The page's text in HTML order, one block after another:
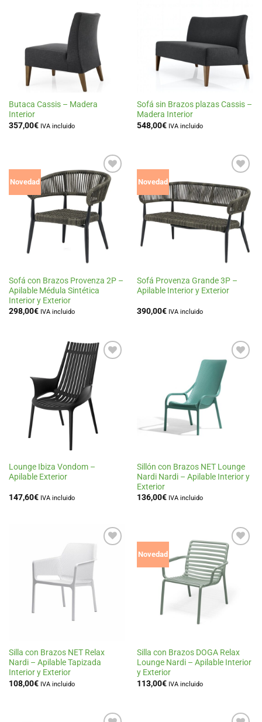
Butaca Cassis – Madera
Interior
357,00€ IVA incluido
a la
deseos
Sofá sin Brazos plazas Cassis –
Madera Interior
548,00€ IVA incluido
Novedad
Añadir
a la
lista
deseos
Sofá con Brazos Provenza 2P –
Apilable Médula Sintética
Interior y Exterior
298,00€ IVA incluido
Novedad
a la
lista
de
deseos
Sofá Provenza Grande 3P –
Apilable Interior y Exterior
390,00€ IVA incluido
Lounge Ibiza Vondom –
Apilable Exterior
147,60€ IVA incluido
Añadir
Sillón con Brazos NET Lounge
Nardi Nardi – Apilable Interior y
Exterior
136,00€ IVA incluido
Silla con Brazos NET Relax
Nardi – Apilable Tapizada
Interior y Exterior
108,00€ IVA incluido
Novedad
Añadir
deseos
Silla con Brazos DOGA Relax
Lounge Nardi – Apilable Interior
y Exterior
113,00€ IVA incluido